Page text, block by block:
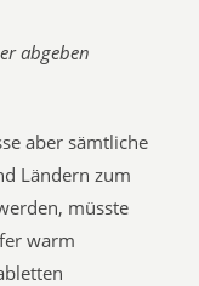
abgeben
aber sämtliche
Ländern zum
müsste
warm